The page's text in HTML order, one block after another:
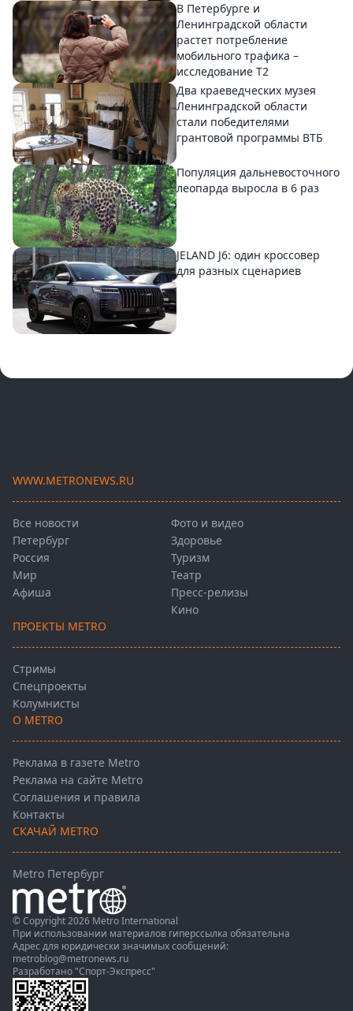
В Петербурге и
Ленинградской области
растет потребление
мобильного трафика –
исследование T2
Два краеведческих музея
Ленинградской области
стали победителями
грантовой программы ВТБ
Популяция дальневосточного
леопарда выросла в 6 раз
JELAND J6: один кроссовер
для разных сценариев
WWW.METRONEWS.RU
Все новости
Петербург
Россия
Мир
Афиша
Фото и видео
Здоровье
Туризм
Театр
Пресс-релизы
Кино
ПРОЕКТЫ METRO
Стримы
Спецпроекты
Колумнисты
О METRO
Реклама в газете Metro
Реклама на сайте Metro
Соглашения и правила
Контакты
СКАЧАЙ METRO
Metro Петербург
© Copyright 2026 Metro International
При использовании материалов гиперссылка обязательна
Адрес для юридически значимых сообщений:
metroblog@metronews.ru
Разработано "Спорт-Экспресс"